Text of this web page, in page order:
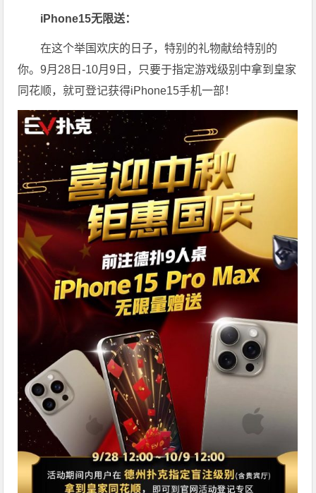
iPhone15无限送：
在这个举国欢庆的日子，特别的礼物献给特别的
你。9月28日-10月9日，只要于指定游戏级别中拿到皇家
同花顺，就可登记获得iPhone15手机一部！